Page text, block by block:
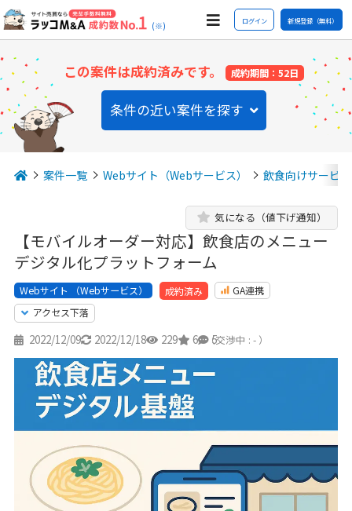
(※) ログイン 新規登録（無料）
この案件は成約済みです。 成約期間：52日
条件の近い案件を探す
案件一覧 Webサイト（Webサービス） 飲食向けサービス
【モバイルオーダー対応】飲食店のメニュー
デジタル化プラットフォーム
気になる（値下げ通知）
Webサイト （Webサービス） 成約済み
GA連携
アクセス下落
2022/12/09 2022/12/18 229 6 5
（交渉中 : - ）